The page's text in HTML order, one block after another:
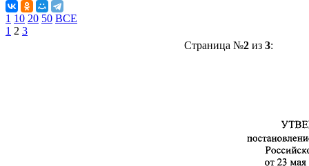
1 10 20 50 ВСЕ
1 2 3
Страница №2из 3: